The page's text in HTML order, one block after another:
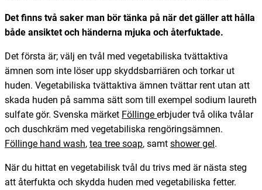
Det finns två saker man bör tänka på när det gäller att hålla
både ansiktet och händerna mjuka och återfuktade.
Det första är; välj en tvål med vegetabiliska tvättaktiva
ämnen som inte löser upp skyddsbarriären och torkar ut
huden. Vegetabiliska tvättaktiva ämnen tvättar rent utan att
skada huden på samma sätt som till exempel sodium laureth
sulfate gör. Svenska märket Föllinge erbjuder två olika tvålar
och duschkräm med vegetabiliska rengöringsämnen.
Föllinge hand wash, tea tree soap, samt shower gel.
När du hittat en vegetabilisk tvål du trivs med är nästa steg
att återfukta och skydda huden med vegetabiliska fetter.